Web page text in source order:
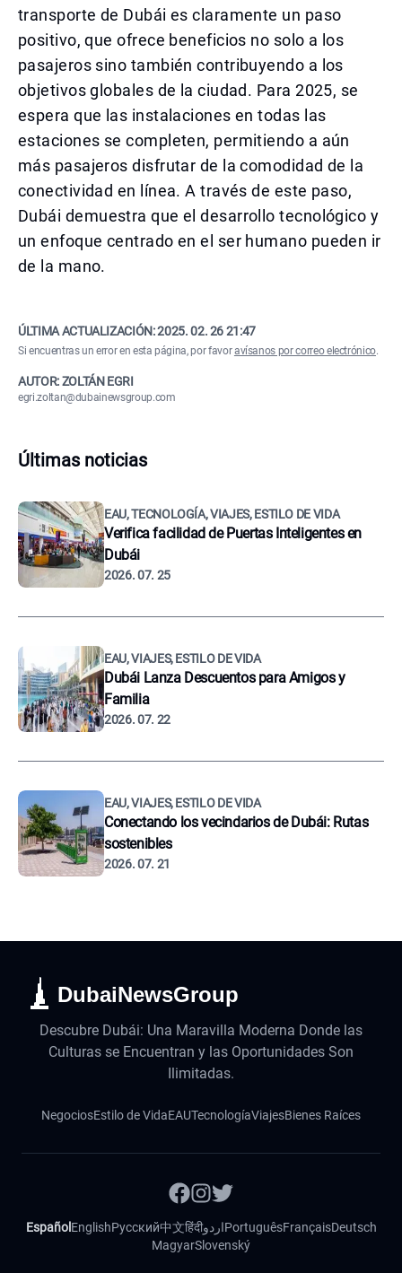
transporte de Dubái es claramente un paso
positivo, que ofrece beneficios no solo a los
pasajeros sino también contribuyendo a los
objetivos globales de la ciudad. Para 2025, se
espera que las instalaciones en todas las
estaciones se completen, permitiendo a aún
más pasajeros disfrutar de la comodidad de la
conectividad en línea. A través de este paso,
Dubái demuestra que el desarrollo tecnológico y
un enfoque centrado en el ser humano pueden ir
de la mano.
ÚLTIMA ACTUALIZACIÓN:2025. 02. 26 21:47
Si encuentras un error en esta página, por favoravísanos por correo electrónico.
AUTOR: ZOLTÁN EGRI
egri.zoltan@dubainewsgroup.com
Últimas noticias
EAU, TECNOLOGÍA, VIAJES, ESTILO DE VIDA
Verifica facilidad de Puertas Inteligentes en
Dubái
2026. 07. 25
EAU, VIAJES, ESTILO DE VIDA
Dubái Lanza Descuentos para Amigos y
Familia
2026. 07. 22
EAU, VIAJES, ESTILO DE VIDA
Conectando los vecindarios de Dubái: Rutas
sostenibles
2026. 07. 21
DubaiNewsGroup
Descubre Dubái: Una Maravilla Moderna Donde las
Culturas se Encuentran y las Oportunidades Son
Ilimitadas.
NegociosEstilo de VidaEAUTecnologíaViajesBienes Raíces
Español EnglishРусский中文हिंदीاردوPortuguêsFrançaisDeutsch
MagyarSlovenský